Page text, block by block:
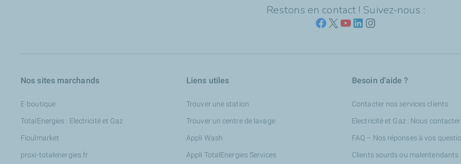
Restons en contact ! Suivez-nous :
Nos sites marchands
E-boutique
TotalEnergies : Electricité et Gaz
Fioulmarket
proxi-totalenergies.fr
Liens utiles
Trouver une station
Trouver un centre de lavage
Appli Wash
Appli TotalEnergies Services
Besoin d'aide ?
Contacter nos services clients
Electricité et Gaz : Nous contacter
FAQ – Nos réponses à vos
Clients sourds ou malentendants